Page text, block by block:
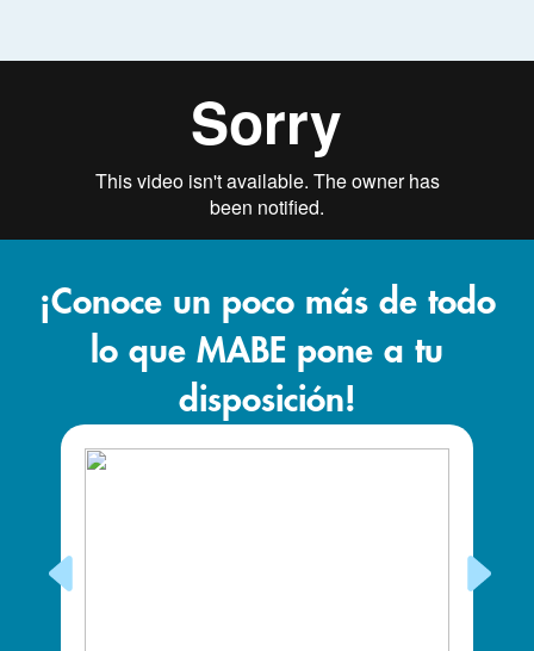
¡Conoce un poco más de todo
lo que MABE pone a tu
disposición!